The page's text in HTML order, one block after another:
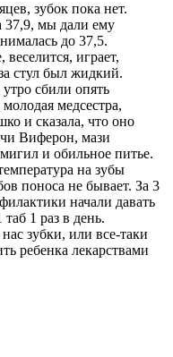
зубок пока нет.
37,9, мы дали ему
до 37,5.
играет,
стул был жидкий.
сбили опять
медсестра,
и сказала, что оно
Виферон, мази
и обильное питье.
на зубы
поноса не бывает. За 3
начали давать
1 раз в день.
зубки, или все-таки
ребенка лекарствами